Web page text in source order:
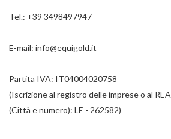
Tel.: +39 3498497947
E-mail: info@equigold.it
Partita IVA: IT04004020758
(Iscrizione al registro delle imprese o al REA
(Città e numero): LE - 262582)